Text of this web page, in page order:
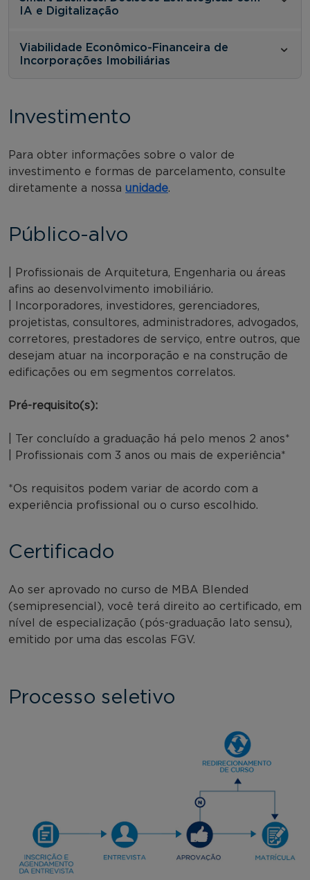
IA e Digitalização
Viabilidade Econômico-Financeira de
Incorporações Imobiliárias
Investimento
Para obter informações sobre o valor de
investimento e formas de parcelamento, consulte
diretamente a nossa unidade.
Público-alvo
| Profissionais de Arquitetura, Engenharia ou áreas
afins ao desenvolvimento imobiliário.
| Incorporadores, investidores, gerenciadores,
projetistas, consultores, administradores, advogados,
corretores, prestadores de serviço, entre outros, que
desejam atuar na incorporação e na construção de
edificações ou em segmentos correlatos.
Pré-requisito(s):
| Ter concluído a graduação há pelo menos 2 anos*
| Profissionais com 3 anos ou mais de experiência*
*Os requisitos podem variar de acordo com a
experiência profissional ou o curso escolhido.
Certificado
Ao ser aprovado no curso de MBA Blended
(semipresencial), você terá direito ao certificado, em
nível de especialização (pós-graduação lato sensu),
emitido por uma das escolas FGV.
Processo seletivo